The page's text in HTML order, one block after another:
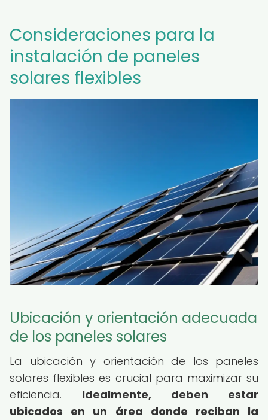
Consideraciones para la
instalación de paneles
solares flexibles
Ubicación y orientación adecuada
de los paneles solares
La ubicación y orientación de los paneles
solares flexibles es crucial para maximizar su
eficiencia. Idealmente, deben estar
ubicados en un área donde reciban la